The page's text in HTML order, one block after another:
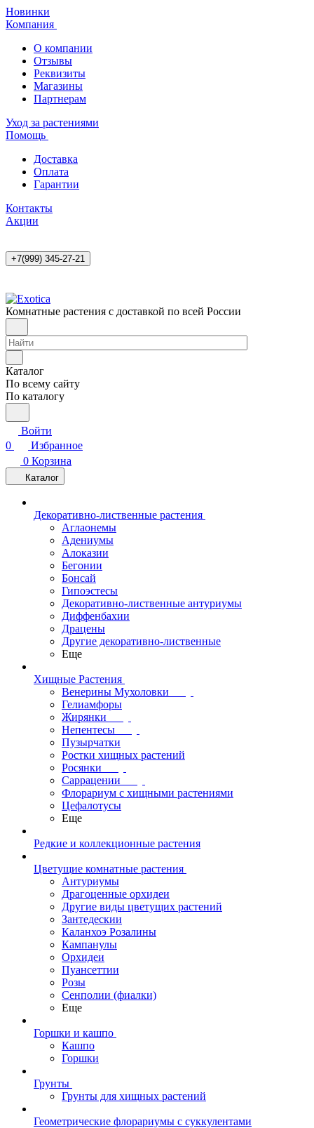
Новинки
Компания
О компании
Отзывы
Реквизиты
Магазины
Партнерам
Уход за растениями
Помощь
Доставка
Оплата
Гарантии
Контакты
Акции
+7(999) 345-27-21
Комнатные растения с доставкой по всей России
Каталог
По всему сайту
По каталогу
Войти
0
Избранное
0 Корзина
Каталог
Декоративно-лиственные растения
Аглаонемы
Адениумы
Алоказии
Бегонии
Бонсай
Гипоэстесы
Декоративно-лиственные антуриумы
Диффенбахии
Драцены
Другие декоративно-лиственные
Еще
Хищные Растения
Венерины Мухоловки
Гелиамфоры
Жирянки
Непентесы
Пузырчатки
Ростки хищных растений
Росянки
Саррацении
Флорариум с хищными растениями
Цефалотусы
Еще
Редкие и коллекционные растения
Цветущие комнатные растения
Антуриумы
Драгоценные орхидеи
Другие виды цветущих растений
Зантедескии
Каланхоэ Розалины
Кампанулы
Орхидеи
Пуансеттии
Розы
Сенполии (фиалки)
Еще
Горшки и кашпо
Кашпо
Горшки
Грунты
Грунты для хищных растений
Геометрические флорариумы с суккулентами